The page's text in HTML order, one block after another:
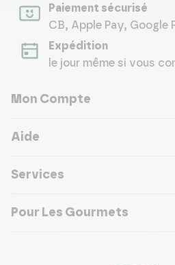
Paiement sécurisé
CB, Apple Pay, Google
Expédition
le jour même si vous
Mon Compte
Aide
Services
Pour Les Gourmets